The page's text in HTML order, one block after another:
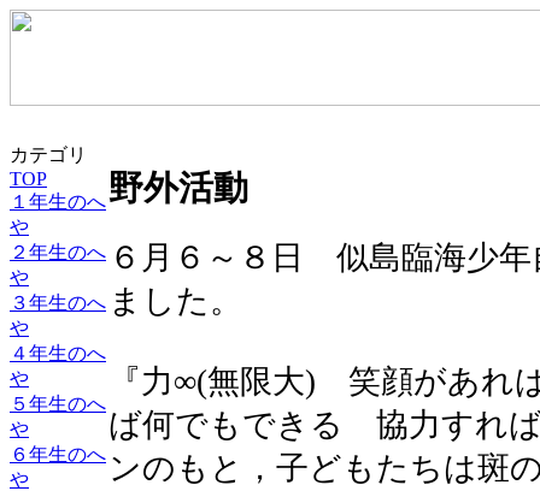
カテゴリ
TOP
１年生のへ
や
２年生のへ
や
３年生のへ
や
４年生のへ
や
５年生のへ
や
６年生のへ
や
野外活動
６月６～８日 似島臨海少
ました。
『力∞(無限大) 笑顔があ
ば何でもできる 協力すれ
ンのもと，子どもたちは斑